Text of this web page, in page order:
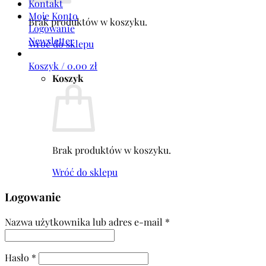
Brak produktów w koszyku.
Wróć do sklepu
Kontakt
Moje Konto
Logowanie
Newsletter
Koszyk /0.00 zł
Koszyk
Brak produktów w koszyku.
Wróć do sklepu
Logowanie
Nazwa użytkownika lub adres e-mail *
Hasło *